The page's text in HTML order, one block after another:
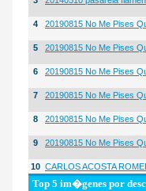
4 20190815 No Me Pises
5 20190815 No Me Pises
6 20190815 No Me Pises
7 20190815 No Me Pises
8 20190815 No Me Pises
9 20190815 No Me Pises
10 CARLOS ACOSTA
Top 5 im�genes por